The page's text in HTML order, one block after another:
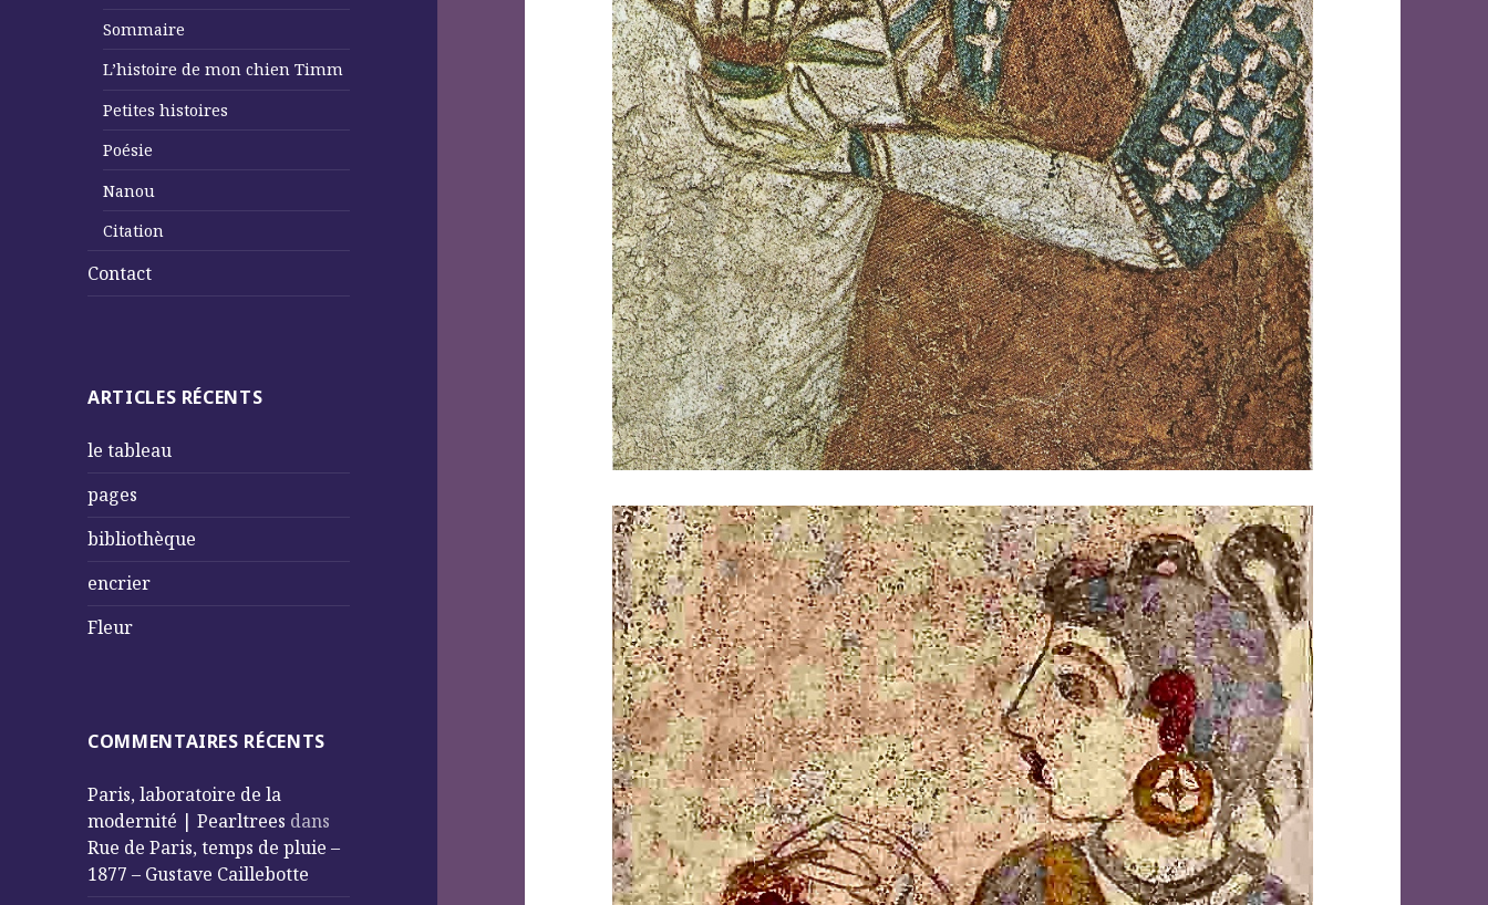
Sommaire
L’histoire de mon chien Timm
Petites histoires
Poésie
Nanou
Citation
Contact
ARTICLES RÉCENTS
le tableau
pages
bibliothèque
encrier
Fleur
COMMENTAIRES RÉCENTS
Paris, laboratoire de la
modernité | Pearltrees dans
Rue de Paris, temps de pluie –
1877 – Gustave Caillebotte